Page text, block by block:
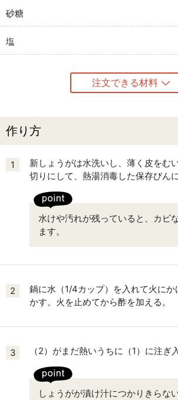
砂糖
塩
注文できる材料
作り方
1
新しょうがは水洗いし、薄く皮をむ
切りにして、熱湯消毒した保存びんに
水けや汚れが残っていると、カビ
ます。
2
鍋に水（1/4カップ）を入れて火に
かす。火を止めてから酢を加える。
3 （2）がまだ熱いうちに（1）に注ぎ
しょうがが漬け汁につかりきらな